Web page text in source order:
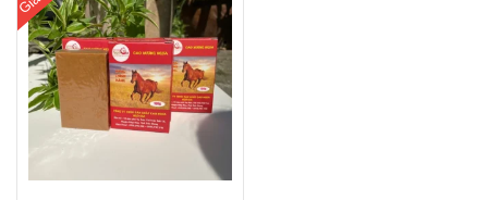
hạng
5.00
5 sao
gốc
là:
500.000₫.
hiện
tại
là:
300.000₫.